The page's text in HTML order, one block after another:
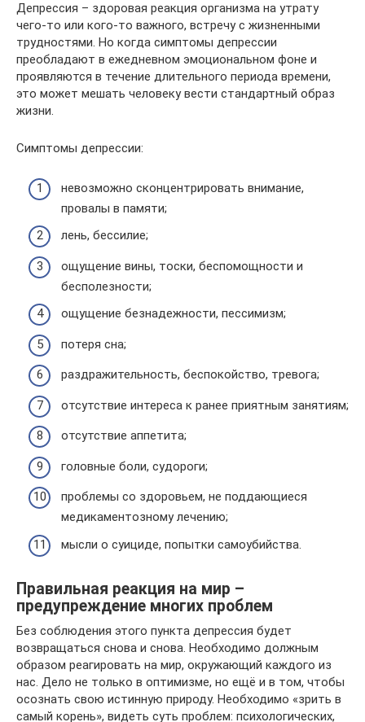
Депрессия – здоровая реакция организма на утрату
чего-то или кого-то важного, встречу с жизненными
трудностями. Но когда симптомы депрессии
преобладают в ежедневном эмоциональном фоне и
проявляются в течение длительного периода времени,
это может мешать человеку вести стандартный образ
жизни.
Симптомы депрессии:
невозможно сконцентрировать внимание,
провалы в памяти;
лень, бессилие;
ощущение вины, тоски, беспомощности и
бесполезности;
ощущение безнадежности, пессимизм;
потеря сна;
раздражительность, беспокойство, тревога;
отсутствие интереса к ранее приятным занятиям;
отсутствие аппетита;
головные боли, судороги;
проблемы со здоровьем, не поддающиеся
медикаментозному лечению;
мысли о суициде, попытки самоубийства.
Правильная реакция на мир –
предупреждение многих проблем
Без соблюдения этого пункта депрессия будет
возвращаться снова и снова. Необходимо должным
образом реагировать на мир, окружающий каждого из
нас. Дело не только в оптимизме, но ещё и в том, чтобы
осознать свою истинную природу. Необходимо «зрить в
самый корень», видеть суть проблем: психологических,